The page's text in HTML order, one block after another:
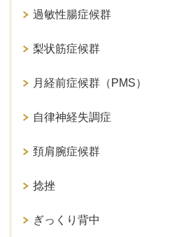
過敏性腸症候群
梨状筋症候群
月経前症候群（PMS）
自律神経失調症
頚肩腕症候群
捻挫
ぎっくり背中